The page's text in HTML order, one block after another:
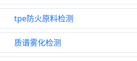
tpe防火原料检测
质谱雾化检测